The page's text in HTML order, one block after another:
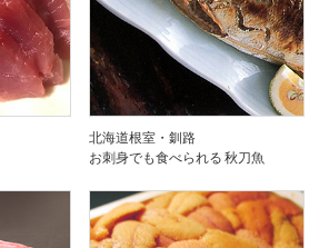
北海道根室・釧路
お刺身でも食べられる 秋刀魚